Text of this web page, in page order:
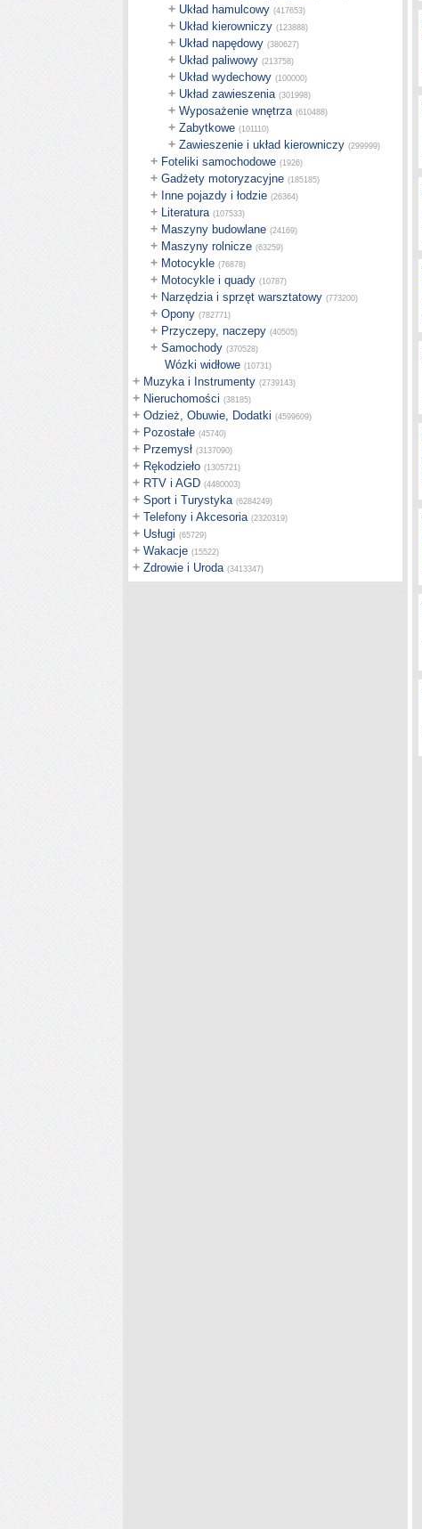
+ Układ hamulcowy (417653)
+ Układ kierowniczy (123888)
+ Układ napędowy (380627)
+ Układ paliwowy (213758)
+ Układ wydechowy (100000)
+ Układ zawieszenia (301998)
+ Wyposażenie wnętrza (610488)
+ Zabytkowe (101110)
+ Zawieszenie i układ kierowniczy (299999)
+ Foteliki samochodowe (1926)
+ Gadżety motoryzacyjne (185185)
+ Inne pojazdy i łodzie (26364)
+ Literatura (107533)
+ Maszyny budowlane (24169)
+ Maszyny rolnicze (63259)
+ Motocykle (76878)
+ Motocykle i quady (10787)
+ Narzędzia i sprzęt warsztatowy (773200)
+ Opony (782771)
+ Przyczepy, naczepy (40505)
+ Samochody (370528)
Wózki widłowe (10731)
+ Muzyka i Instrumenty (2739143)
+ Nieruchomości (38185)
+ Odzież, Obuwie, Dodatki (4599609)
+ Pozostałe (45740)
+ Przemysł (3137090)
+ Rękodzieło (1305721)
+ RTV i AGD (4480003)
+ Sport i Turystyka (6284249)
+ Telefony i Akcesoria (2320319)
+ Usługi (65729)
+ Wakacje (15522)
+ Zdrowie i Uroda (3413347)